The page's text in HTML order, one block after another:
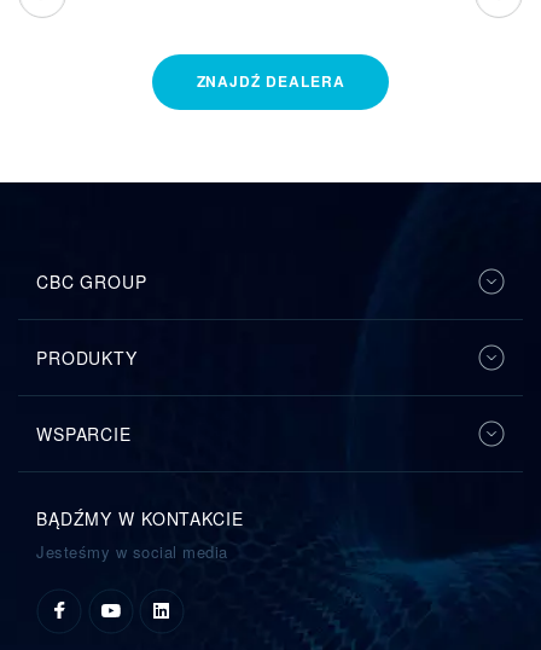
ZNAJDŹ DEALERA
CBC GROUP
PRODUKTY
WSPARCIE
BĄDŹMY W KONTAKCIE
Jesteśmy w social media